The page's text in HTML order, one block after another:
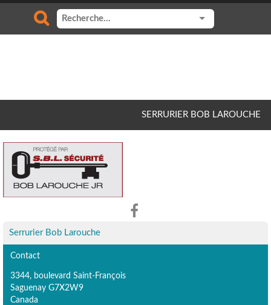
SERRURIER BOB LAROUCHE
Serrurier Bob Larouche
Contact
3344, boulevard Saint-François
Saguenay G7X2W9
Canada